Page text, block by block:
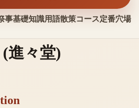
事基礎知識用語散策コース定番穴場
(進々堂)